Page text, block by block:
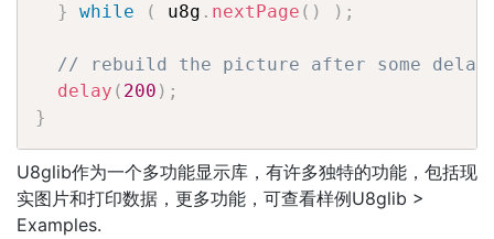
}
while ( u8g . nextPage ( ) ) ;
// rebuild the picture after some delay
delay ( 200 ) ;
}
U8glib作为一个多功能显示库，有许多独特的功能，包括现
实图片和打印数据，更多功能，可查看样例U8glib >
Examples.